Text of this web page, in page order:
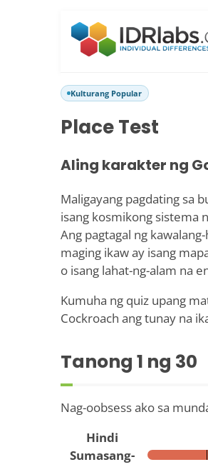
Kulturang Popular
Place Test
Aling karakter ng
Maligayang pagdating sa
isang kosmikong sistema
Ang pagtagal ng
maging ikaw ay isang
o isang lahat-ng-alam na
Kumuha ng quiz upang
Cockroach ang tunay na
Tanong 1 ng 30
Nag-oobsess ako sa
Hindi
Sumasang-